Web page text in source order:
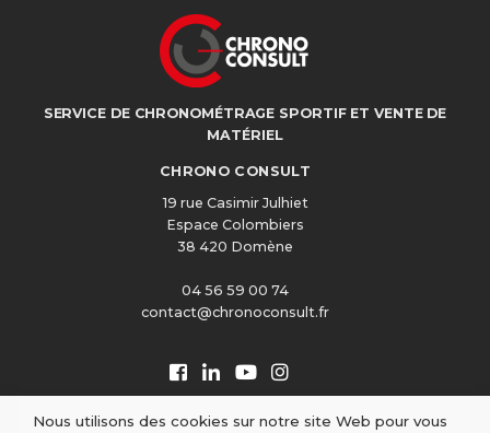
SERVICE DE CHRONOMÉTRAGE SPORTIF ET VENTE DE
MATÉRIEL
CHRONO CONSULT
19 rue Casimir Julhiet
Espace Colombiers
38 420 Domène
04 56 59 00 74
contact@chronoconsult.fr
Nous utilisons des cookies sur notre site Web pour vous